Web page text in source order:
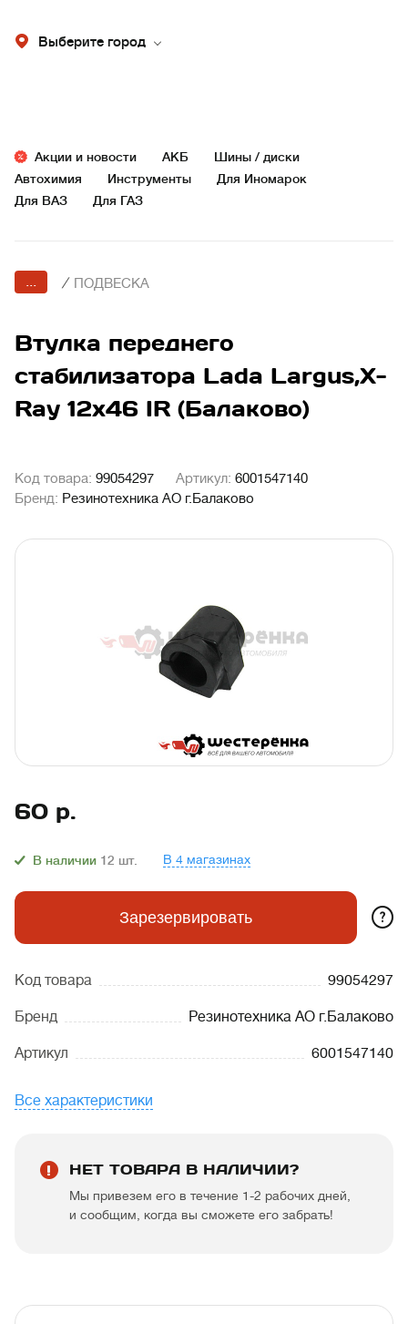
Выберите город
Акции и новости АКБ
Шины / диски
Автохимия
Инструменты
Для Иномарок
Для ВАЗ
Для ГАЗ
... / ПОДВЕСКА
Втулка переднего
стабилизатора Lada Largus,X-
Ray 12х46 IR (Балаково)
Код товара: 99054297 Артикул: 6001547140
Бренд: Резинотехника АО г.Балаково
60 р.
В наличии 12 шт. В 4 магазинах
Зарезервировать ?
Код товара 99054297
Бренд Резинотехника АО г.Балаково
Артикул 6001547140
Все характеристики
НЕТ ТОВАРА В НАЛИЧИИ?
Мы привезем его в течение 1-2 рабочих дней,
и сообщим, когда вы сможете его забрать!